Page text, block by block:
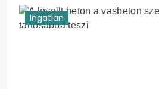
Ingatlan